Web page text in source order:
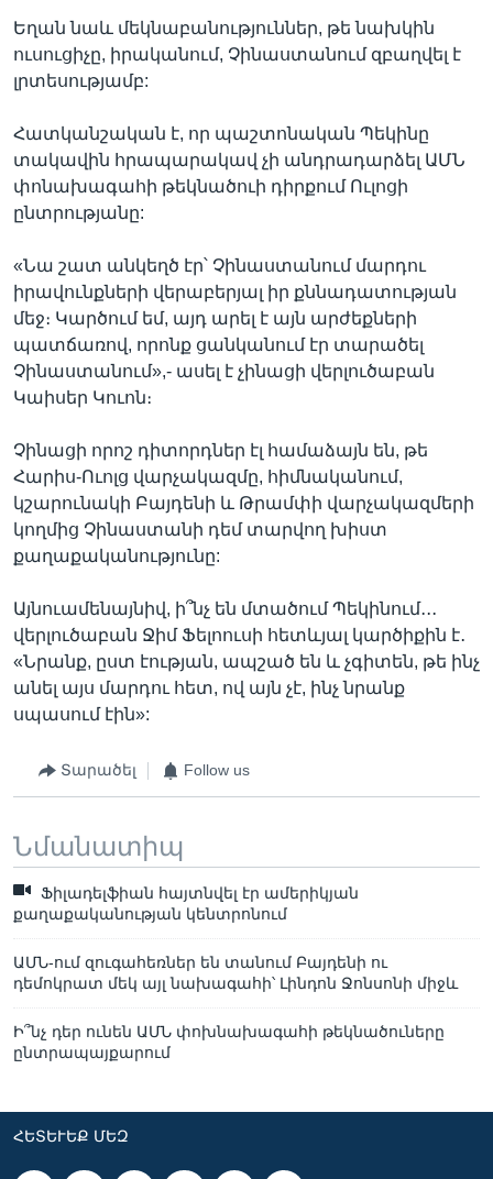
Եղան նաև մեկնաբանություններ, թե նախկին
ուսուցիչը, իրականում, Չինաստանում զբաղվել է
լրտեսությամբ:
Հատկանշական է, որ պաշտոնական Պեկինը
տակավին հրապարակավ չի անդրադարձել ԱՄՆ
փոնախագահի թեկնածուի դիրքում Ուլոցի
ընտրությանը:
«Նա շատ անկեղծ էր՝ Չինաստանում մարդու
իրավունքների վերաբերյալ իր քննադատության
մեջ։ Կարծում եմ, այդ արել է այն արժեքների
պատճառով, որոնք ցանկանում էր տարածել
Չինաստանում»,- ասել է չինացի վերլուծաբան
Կաիսեր Կուոն։
Չինացի որոշ դիտորդներ էլ համաձայն են, թե
Հարիս-Ուոլց վարչակազմը, հիմնականում,
կշարունակի Բայդենի և Թրամփի վարչակազմերի
կողմից Չինաստանի դեմ տարվող խիստ
քաղաքականությունը:
Այնուամենայնիվ, ի՞նչ են մտածում Պեկինում․․․
վերլուծաբան Ջիմ Ֆելոուսի հետևյալ կարծիքին է․
«Նրանք, ըստ էության, ապշած են և չգիտեն, թե ինչ
անել այս մարդու հետ, ով այն չէ, ինչ նրանք
սպասում էին»:
Տարածել Follow us
Նմանատիպ
Ֆիլադելֆիան հայտնվել էր ամերիկյան
քաղաքականության կենտրոնում
ԱՄՆ-ում զուգահեռներ են տանում Բայդենի ու
դեմոկրատ մեկ այլ նախագահի՝ Լինդոն Ջոնսոնի միջև
Ի՞նչ դեր ունեն ԱՄՆ փոխնախագահի թեկնածուները
ընտրապայքարում
ՀԵՏԵՒԵՔ ՄԵԶ